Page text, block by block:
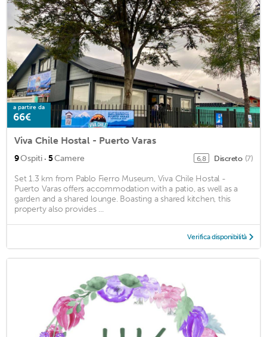
a partire da
66€
Viva Chile Hostal - Puerto Varas
9Ospiti · 5Camere 6,8 Discreto (7)
Set 1.3 km from Pablo Fierro Museum, Viva Chile Hostal -
Puerto Varas offers accommodation with a patio, as well as a
garden and a shared lounge. Boasting a shared kitchen, this
property also provides ...
Verifica disponibilità